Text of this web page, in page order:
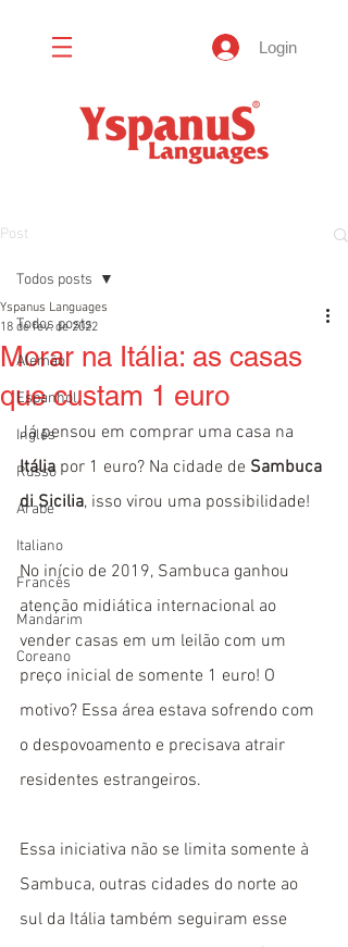
Login
Post
Todos posts
Alemão
Espanhol
Inglês
Russo
Árabe
Italiano
Francês
Mandarim
Coreano
Todos posts
Morar na Itália: as casas
que custam 1 euro
Yspanus Languages
18 de fev. de 2022
Já pensou em comprar uma casa na
Itália por 1 euro? Na cidade de Sambuca
di Sicilia, isso virou uma possibilidade!
No início de 2019, Sambuca ganhou
atenção midiática internacional ao
vender casas em um leilão com um
preço inicial de somente 1 euro! O
motivo? Essa área estava sofrendo com
o despovoamento e precisava atrair
residentes estrangeiros.
Essa iniciativa não se limita somente à
Sambuca, outras cidades do norte ao
sul da Itália também seguiram esse